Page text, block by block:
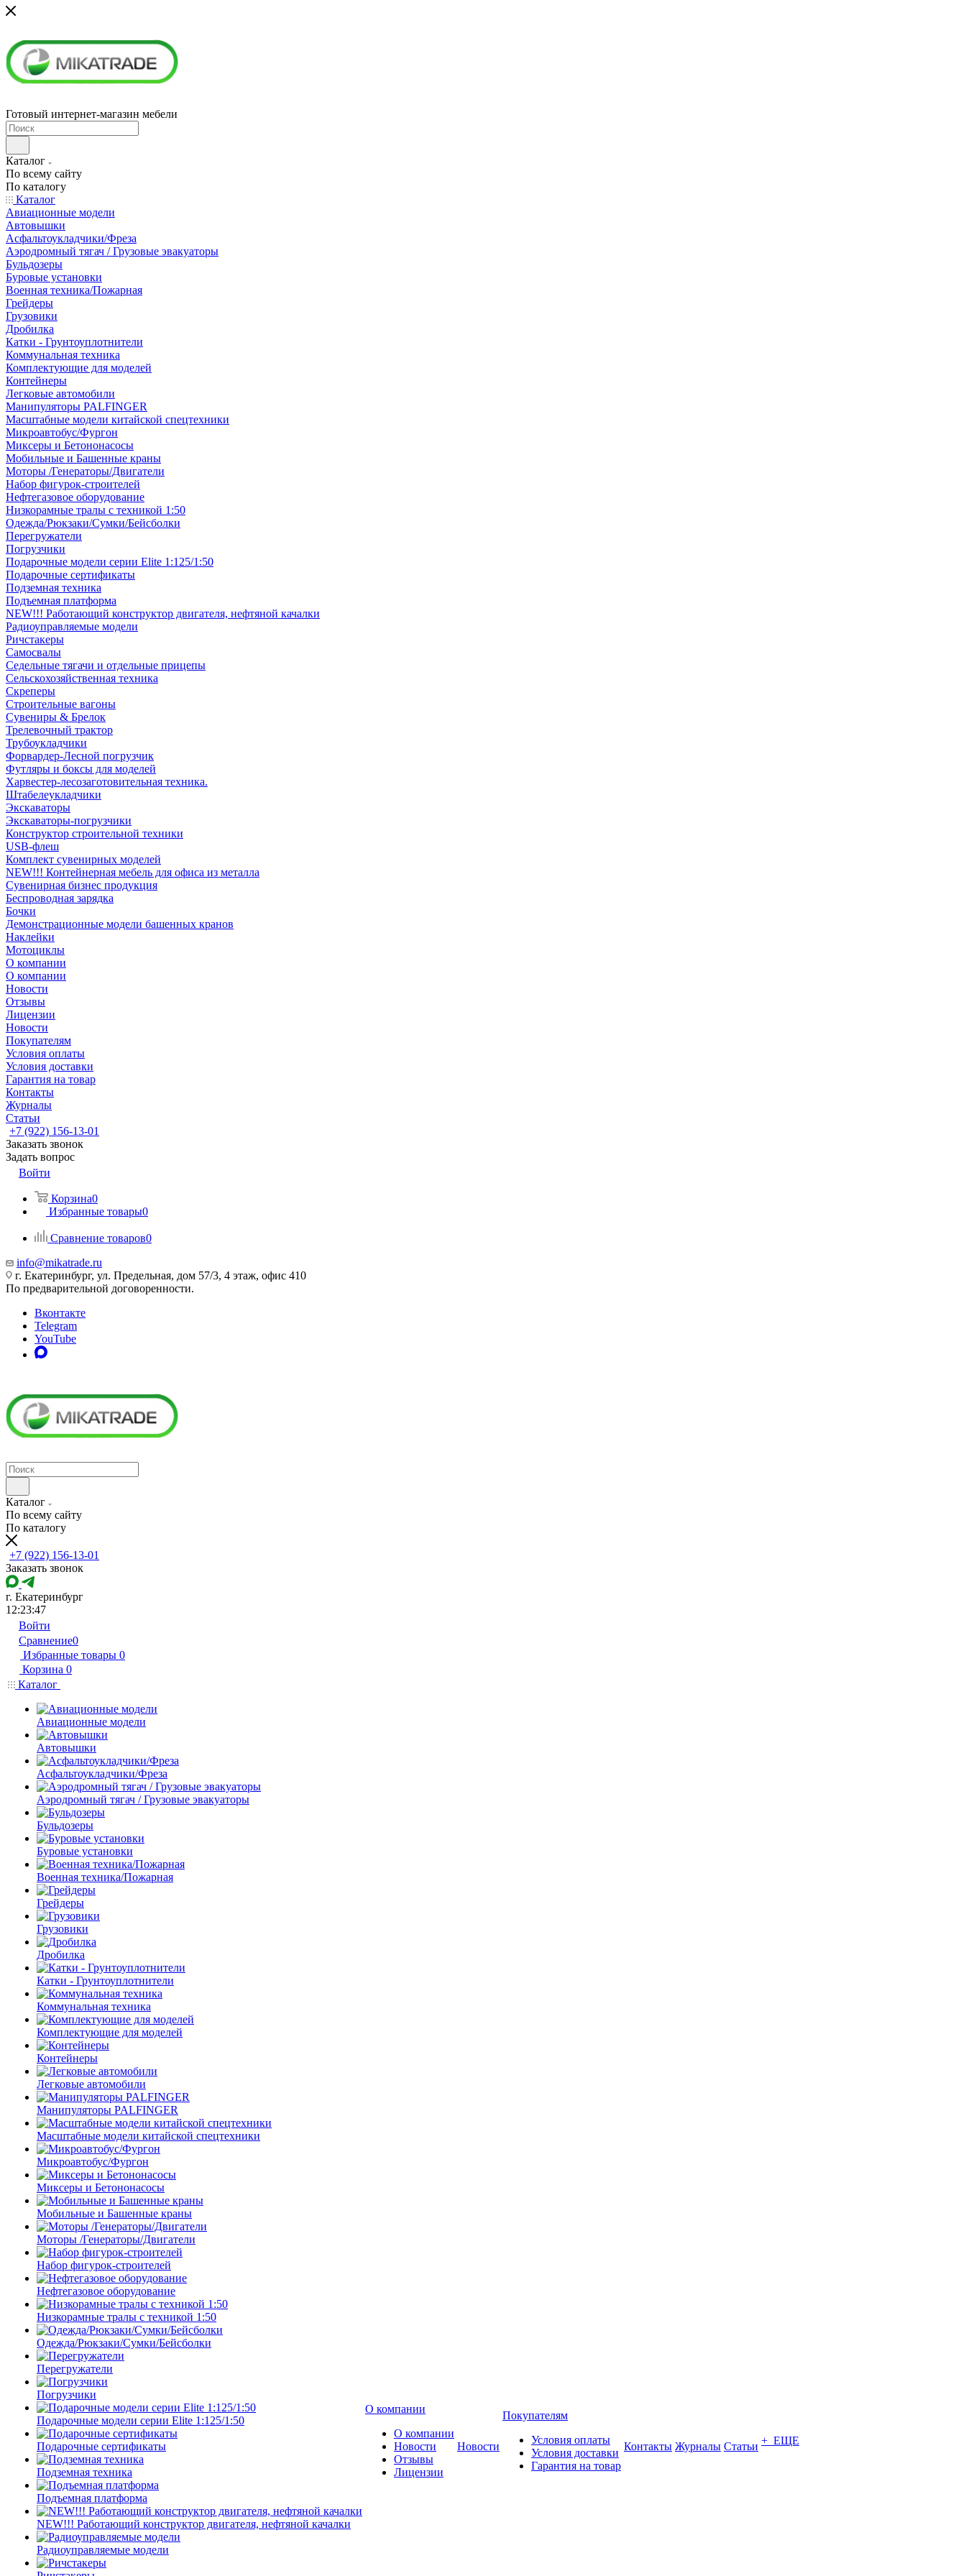
Готовый интернет-магазин мебели
Каталог
По всему сайту
По каталогу
Каталог
Авиационные модели
Автовышки
Асфальтоукладчики/Фреза
Аэродромный тягач / Грузовые эвакуаторы
Бульдозеры
Буровые установки
Военная техника/Пожарная
Грейдеры
Грузовики
Дробилка
Катки - Грунтоуплотнители
Коммунальная техника
Комплектующие для моделей
Контейнеры
Легковые автомобили
Манипуляторы PALFINGER
Масштабные модели китайской спецтехники
Микроавтобус/Фургон
Миксеры и Бетононасосы
Мобильные и Башенные краны
Моторы /Генераторы/Двигатели
Набор фигурок-строителей
Нефтегазовое оборудование
Низкорамные тралы с техникой 1:50
Одежда/Рюкзаки/Сумки/Бейсболки
Перегружатели
Погрузчики
Подарочные модели серии Elite 1:125/1:50
Подарочные сертификаты
Подземная техника
Подъемная платформа
NEW!!! Работающий конструктор двигателя, нефтяной качалки
Радиоуправляемые модели
Ричстакеры
Самосвалы
Седельные тягачи и отдельные прицепы
Сельскохозяйственная техника
Скреперы
Строительные вагоны
Сувениры & Брелок
Трелевочный трактор
Трубоукладчики
Форвардер-Лесной погрузчик
Футляры и боксы для моделей
Харвестер-лесозаготовительная техника.
Штабелеукладчики
Экскаваторы
Экскаваторы-погрузчики
Конструктор строительной техники
USB-флеш
Комплект сувенирных моделей
NEW!!! Контейнерная мебель для офиса из металла
Сувенирная бизнес продукция
Беспроводная зарядка
Бочки
Демонстрационные модели башенных кранов
Наклейки
Мотоциклы
О компании
О компании
Новости
Отзывы
Лицензии
Новости
Покупателям
Условия оплаты
Условия доставки
Гарантия на товар
Контакты
Журналы
Статьи
+7 (922) 156-13-01
Заказать звонок
Задать вопрос
Войти
Корзина0
Избранные товары0
Сравнение товаров0
info@mikatrade.ru
г. Екатеринбург, ул. Предельная, дом 57/3, 4 этаж, офис 410
По предварительной договоренности.
Вконтакте
Telegram
YouTube
Каталог
По всему сайту
По каталогу
+7 (922) 156-13-01
Заказать звонок
г. Екатеринбург
12:23:47
Войти
Сравнение0
Избранные товары 0
Корзина 0
Каталог
Авиационные модели
Автовышки
Асфальтоукладчики/Фреза
Аэродромный тягач / Грузовые эвакуаторы
Бульдозеры
Буровые установки
Военная техника/Пожарная
Грейдеры
Грузовики
Дробилка
Катки - Грунтоуплотнители
Коммунальная техника
Комплектующие для моделей
Контейнеры
Легковые автомобили
Манипуляторы PALFINGER
Масштабные модели китайской спецтехники
Микроавтобус/Фургон
Миксеры и Бетононасосы
Мобильные и Башенные краны
Моторы /Генераторы/Двигатели
Набор фигурок-строителей
Нефтегазовое оборудование
Низкорамные тралы с техникой 1:50
Одежда/Рюкзаки/Сумки/Бейсболки
Перегружатели
Погрузчики
Подарочные модели серии Elite 1:125/1:50
Подарочные сертификаты
Подземная техника
Подъемная платформа
NEW!!! Работающий конструктор двигателя, нефтяной качалки
Радиоуправляемые модели
О компании
О компании
Новости
Отзывы
Лицензии
Новости
Покупателям
Условия оплаты
Условия доставки
Гарантия на товар
Контакты Журналы Статьи + ЕЩЕ